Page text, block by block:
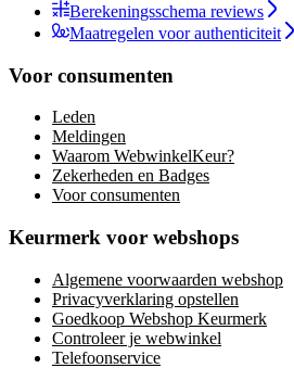
Berekeningsschema reviews
Maatregelen voor authenticiteit
Voor consumenten
Leden
Meldingen
Waarom WebwinkelKeur?
Zekerheden en Badges
Voor consumenten
Keurmerk voor webshops
Algemene voorwaarden webshop
Privacyverklaring opstellen
Goedkoop Webshop Keurmerk
Controleer je webwinkel
Telefoonservice